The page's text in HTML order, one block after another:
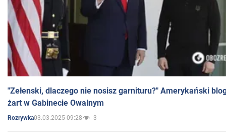
"Zełenski, dlaczego nie nosisz garnituru?" Amerykański
żart w Gabinecie Owalnym
Rozrywka03.03.2025 09:28 3